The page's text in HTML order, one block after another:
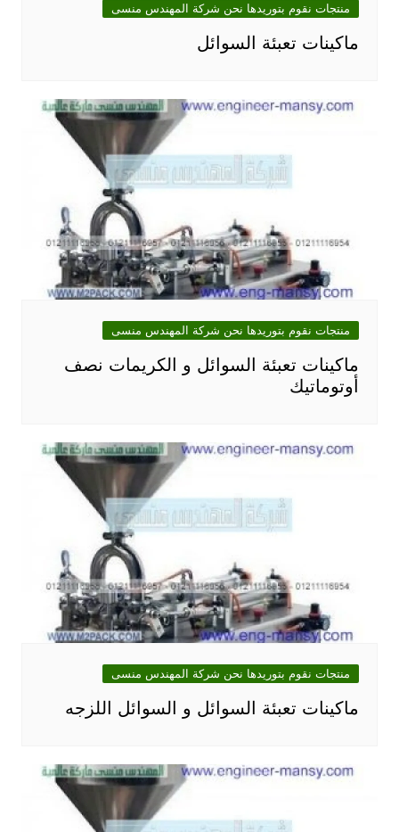
منتجات نقوم بتوريدها نحن شركة المهندس منسى
ماكينات تعبئة السوائل
منتجات نقوم بتوريدها نحن شركة المهندس منسى
ماكينات تعبئة السوائل و الكريمات نصف
أوتوماتيك
منتجات نقوم بتوريدها نحن شركة المهندس منسى
ماكينات تعبئة السوائل و السوائل اللزجه